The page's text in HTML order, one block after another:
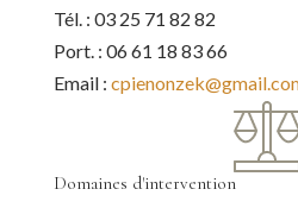
Tél. : 03 25 71 82 82
Port. : 06 61 18 83 66
Email :
Domaines d'intervention